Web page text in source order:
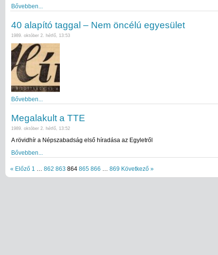
Bővebben...
40 alapító taggal – Nem öncélú egyesület
1989. október 2. hétfő, 13:53
Bővebben...
Megalakult a TTE
1989. október 2. hétfő, 13:52
A rövidhír a Népszabadság első híradása az Egyletről
Bővebben...
« Előző 1 862 863 864 865 866 869 Következő »